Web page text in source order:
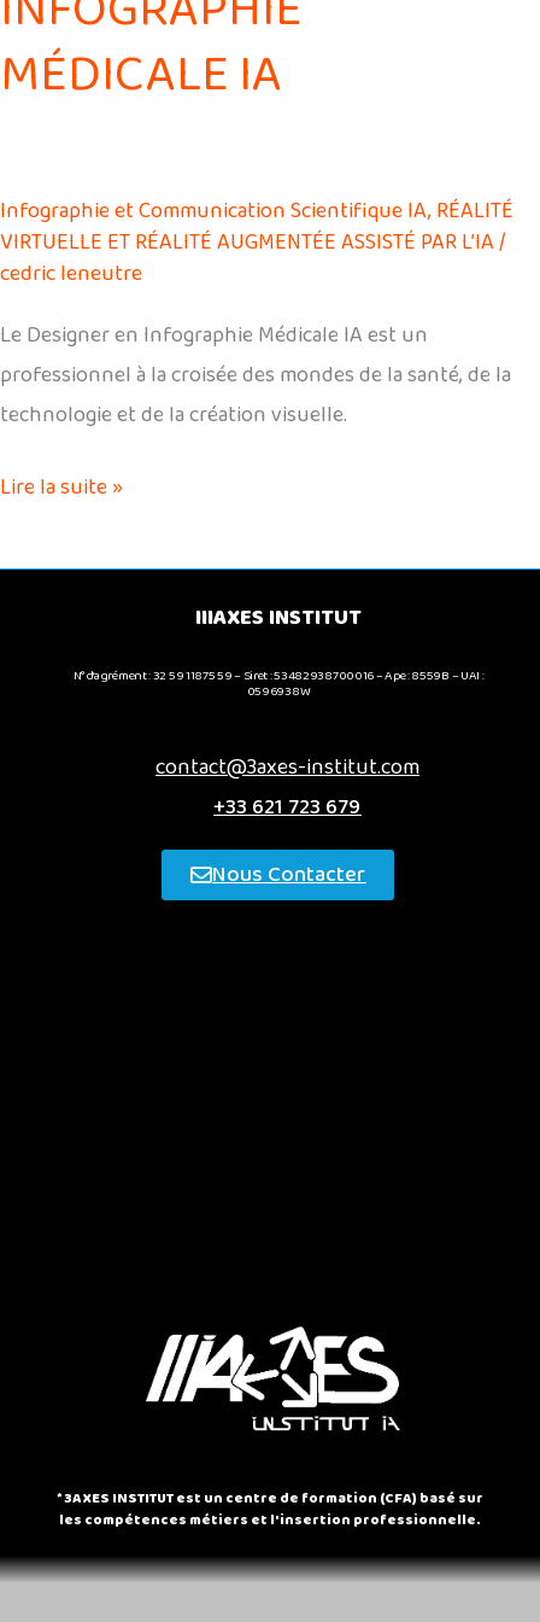
MÉDICALE IA
Infographie et Communication Scientifique IA, RÉALITÉ
VIRTUELLE ET RÉALITÉ AUGMENTÉE ASSISTÉ PAR L’IA/
cedric leneutre
Le Designer en Infographie Médicale IA est un
professionnel à la croisée des mondes de la santé, de la
technologie et de la création visuelle.
Lire la suite »
IIIAXES INSTITUT
N° d’agrément : 32 59 11875 59 – Siret : 53482938700016 – Ape : 8559B – UAI :
0596938W
contact@3axes-institut.com
+33 621 723 679
Nous Contacter
* 3AXES INSTITUT est un centre de formation (CFA) basé sur
les compétences métiers et l'insertion professionnelle.